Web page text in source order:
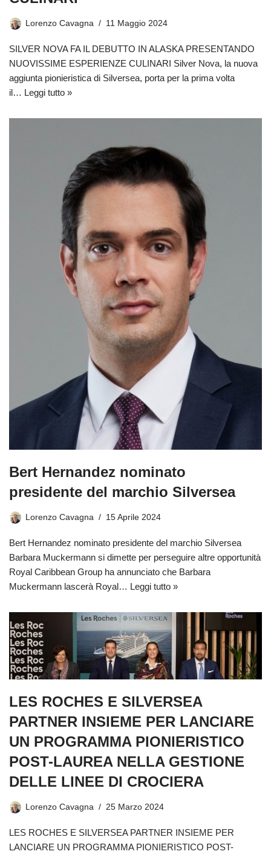
Lorenzo Cavagna 11 Maggio 2024
SILVER NOVA FA IL DEBUTTO IN ALASKA PRESENTANDO
NUOVISSIME ESPERIENZE CULINARI Silver Nova, la nuova
aggiunta pionieristica di Silversea, porta per la prima volta
il… Leggi tutto »
Bert Hernandez nominato
presidente del marchio Silversea
Lorenzo Cavagna 15 Aprile 2024
Bert Hernandez nominato presidente del marchio Silversea
Barbara Muckermann si dimette per perseguire altre opportunità
Royal Caribbean Group ha annunciato che Barbara
Muckermann lascerà Royal… Leggi tutto »
LES ROCHES E SILVERSEA
PARTNER INSIEME PER LANCIARE
UN PROGRAMMA PIONIERISTICO
POST-LAUREA NELLA GESTIONE
DELLE LINEE DI CROCIERA
Lorenzo Cavagna 25 Marzo 2024
LES ROCHES E SILVERSEA PARTNER INSIEME PER
LANCIARE UN PROGRAMMA PIONIERISTICO POST-